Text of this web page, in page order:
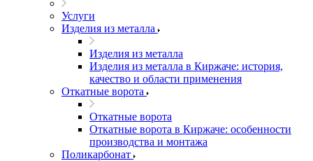
Услуги
Изделия из металла
Изделия из металла
Изделия из металла в Киржаче: история,
качество и области применения
Откатные ворота
Откатные ворота
Откатные ворота в Киржаче: особенности
производства и монтажа
Поликарбонат